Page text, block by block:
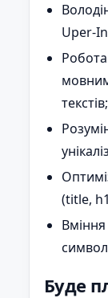
Uper-
текстів;
(title,
Буде